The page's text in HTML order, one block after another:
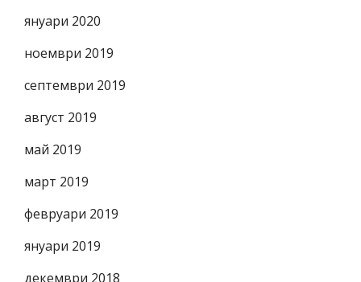
януари 2020
ноември 2019
септември 2019
август 2019
май 2019
март 2019
февруари 2019
януари 2019
декември 2018